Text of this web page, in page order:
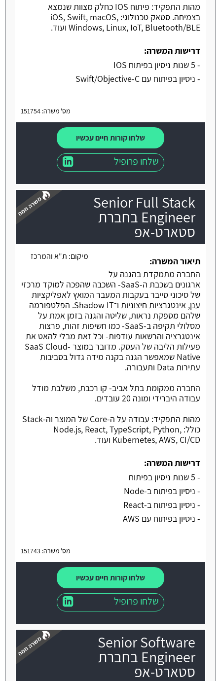
מהות התפקיד: פיתוח IOS כחלק מצוות שנמצא
בצמיחה. סטאק טכנולוגי: iOS, Swift, macOS,
Windows, Linux, IoT, Bluetooth/BLE ועוד.
דרישות המשרה:
- 5 שנות ניסיון בפיתוח IOS
- ניסיון בפיתוח עם Swift/Objective-C
מס' משרה: 151754
שלחו קורות חיים עכשיו
שלחו פרופיל
Senior Full Stack
Engineer בחברת
סטארט-אפ
משרה חמה
מיקום: ת"א והמרכז
תיאור המשרה:
החברה מתמקדת בהגנה על
ארגונים בשכבת ה-SaaS- השכבה שהפכה למוקד מרכזי
של סיכוני סייבר בעקבות המעבר המואץ לאפליקציות
ענן, אינטגרציות חיצוניות ו־Shadow IT. הפלטפורמה
שלהם מספקת נראות, שליטה והגנה בזמן אמת על
מסלולי תקיפה ב-SaaS- כמו חשיפות זהות, פרצות
אינטגרציה והרשאות עודפות- וכל זאת מבלי להאט את
פעילות הליבה של העסק. מדובר במוצר SaaS Cloud-
Native שמאפשר הגנה בקנה מידה גדול בסביבות
עתירות Data ותעבורה.
החברה ממקומת בתל אביב- קו רכבת, משלבת מודל
עבודה היברידי ומונה 20 עובדים.
מהות התפקיד: עבודה על ה-Core של המוצר וה-Stack
כולל: Node.js, React, TypeScript, Python,
Kubernetes, AWS, CI/CD ועוד.
דרישות המשרה:
- 5 שנות ניסיון בפיתוח
- ניסיון בפיתוח ב-Node
- ניסיון בפיתוח ב-React
- ניסיון בפיתוח עם AWS
מס' משרה: 151743
שלחו קורות חיים עכשיו
שלחו פרופיל
Senior Software
Engineer בחברת
סטארט-אפ